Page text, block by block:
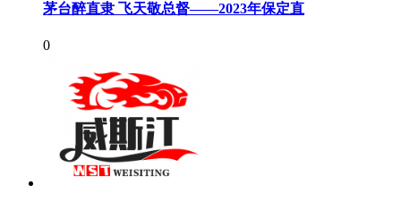
茅台醉直隶 飞天敬总督——2023年保定直
0